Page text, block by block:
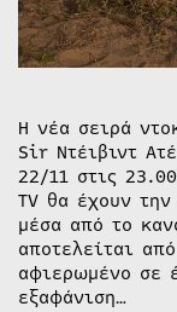
Η νέα σειρά
Sir Ντέιβιντ
22/11 στις 23.00
TV θα έχουν
μέσα από το
αποτελείται
αφιερωμένο σε
εξαφάνιση…